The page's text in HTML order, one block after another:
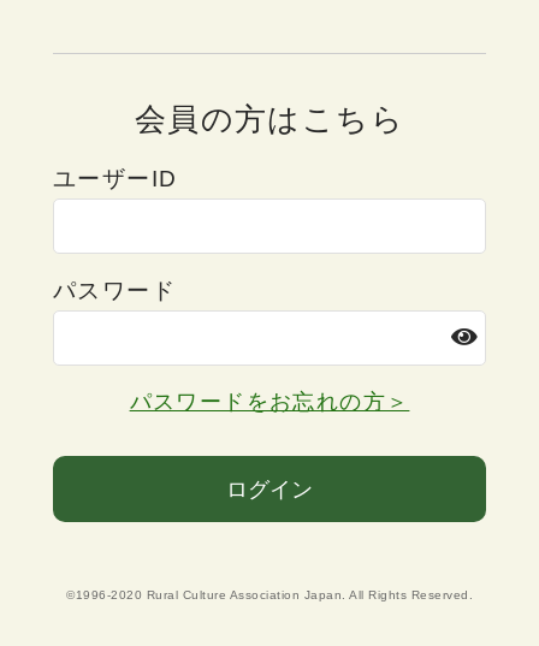
会員の方はこちら
ユーザーID
パスワード
パスワードをお忘れの方＞
ログイン
©1996-2020 Rural Culture Association Japan. All Rights Reserved.